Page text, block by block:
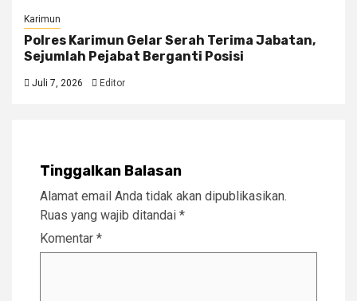
Karimun
Polres Karimun Gelar Serah Terima Jabatan,
Sejumlah Pejabat Berganti Posisi
Juli 7, 2026 Editor
Tinggalkan Balasan
Alamat email Anda tidak akan dipublikasikan.
Ruas yang wajib ditandai *
Komentar *